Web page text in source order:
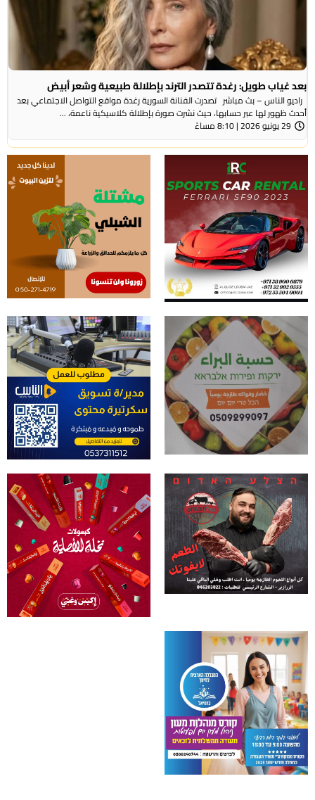
بعد غياب طويل: رغدة تتصدر الترند بإطلالة طبيعية وشعر أبيض
راديو الناس – بث مباشر تصدرت الفنانة السورية رغدة مواقع التواصل الاجتماعي بعد
أحدث ظهور لها عبر حسابها، حيث نشرت صورة بإطلالة كلاسيكية ناعمة، ...
29 يونيو 2026 | 8:10 مساءً